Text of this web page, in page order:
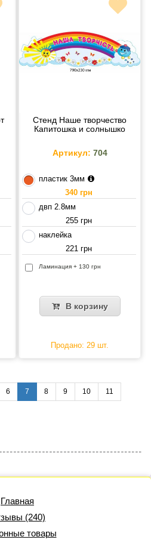
Стенд Наше творчество
Капитошка и солнышко
Артикул: 704
пластик 3мм
340 грн
двп 2.8мм
255 грн
наклейка
221 грн
Ламинация + 130 грн
В корзину
Продано: 29 шт.
6 7 8 9 10 11
Главная
(240)
товары